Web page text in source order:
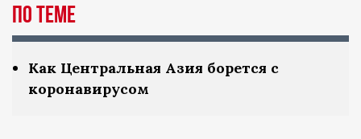
По теме
Как Центральная Азия борется с
коронавирусом